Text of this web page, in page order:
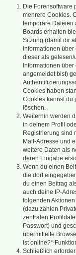
Die Forensoftware
mehrere Cookies.
temporäre Dateien
Boards erhalten
Sitzung (damit dir
Informationen
dieser als gelesen/
Informationen
angemeldet bist)
Cookies haben
Cookies kannst du
löschen.
Weiterhin werden
in deinem Profil
Registrierung sind
Mail-Adresse und
weitere Daten als
deren Eingabe
Wenn du einen
die dort
du einen Beitrag
auch deine IP-
folgenden
(dazu zählen
zentralen
Passwort) und
übermittelte
ist online?“-
Schließlich